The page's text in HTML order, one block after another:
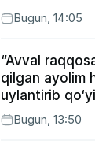
Bugun, 14:05
“Avval
qilgan ayolim
uylantirib
Anvar Sobirov
faoliyati va
Bugun, 13:50